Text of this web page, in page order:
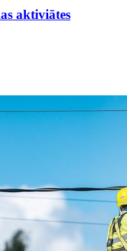
aktiviātes